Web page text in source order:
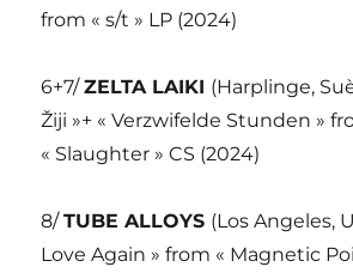
from « s/t » LP (2024)
6+7/ZELTA LAIKI (Harplinge,
Žiji »+ « Verzwifelde Stunden »
« Slaughter » CS (2024)
8/TUBE ALLOYS (Los Angeles,
Love Again » from « Magnetic